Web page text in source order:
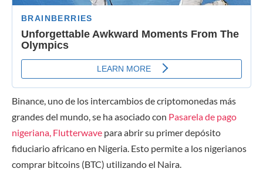
Binance, uno de los intercambios de criptomonedas más
grandes del mundo, se ha asociado con Pasarela de pago
nigeriana, Flutterwave para abrir su primer depósito
fiduciario africano en Nigeria. Esto permite a los nigerianos
comprar bitcoins (BTC) utilizando el Naira.